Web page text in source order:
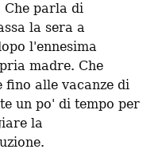
parla di
la sera a
l'ennesima
madre. Che
fino alle vacanze di
un po' di tempo per
la